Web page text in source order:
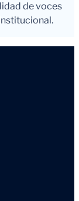
de voces